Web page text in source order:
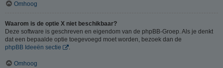
Omhoog
Waarom is de optie X niet beschikbaar?
Deze software is geschreven en eigendom van de phpBB-Groep. Als je denkt
dat een bepaalde optie toegevoegd moet worden, bezoek dan de
phpBB Ideeën sectie
.
Omhoog